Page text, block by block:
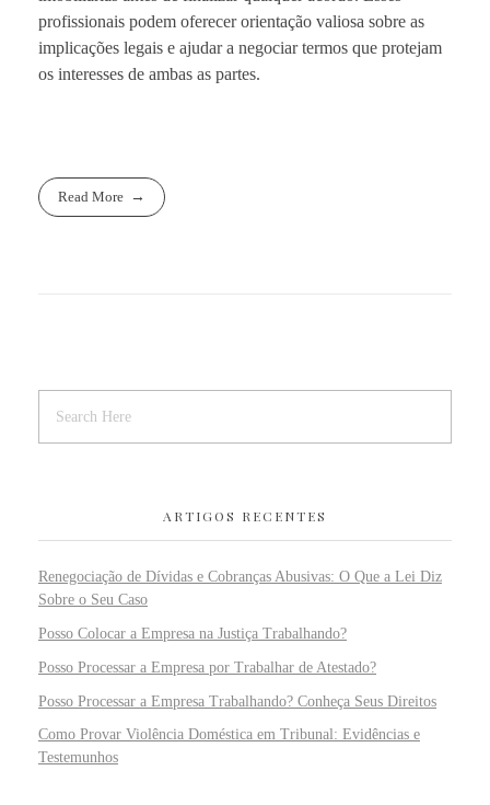
profissionais podem oferecer orientação valiosa sobre as
implicações legais e ajudar a negociar termos que protejam
os interesses de ambas as partes.
Read More
ARTIGOS RECENTES
Renegociação de Dívidas e Cobranças Abusivas: O Que a Lei Diz
Sobre o Seu Caso
Posso Colocar a Empresa na Justiça Trabalhando?
Posso Processar a Empresa por Trabalhar de Atestado?
Posso Processar a Empresa Trabalhando? Conheça Seus Direitos
Como Provar Violência Doméstica em Tribunal: Evidências e
Testemunhos